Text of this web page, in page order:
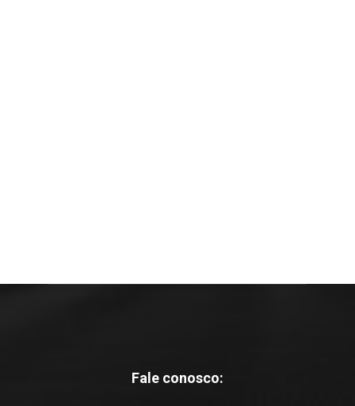
Fale conosco: